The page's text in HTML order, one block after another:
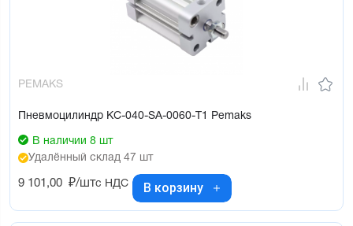
PEMAKS
Пневмоцилиндр KC-040-SA-0060-T1 Pemaks
В наличии 8 шт
Удалённый склад 47 шт
9 101,00 ₽/штс НДС В корзину